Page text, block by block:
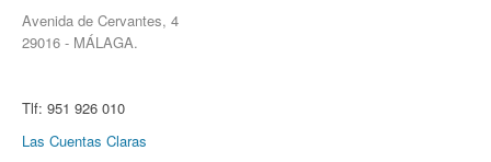
Avenida de Cervantes, 4
29016 - MÁLAGA.
Tlf: 951 926 010
Las Cuentas Claras